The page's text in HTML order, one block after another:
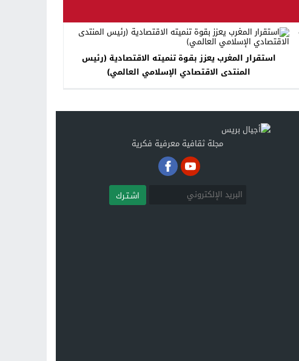
استقرار المغرب يعزز بقوة تنميته الاقتصادية (رئيس
المنتدى الاقتصادي الإسلامي العالمي)
مجلة ثقافية معرفية فكرية
اشـتـرك